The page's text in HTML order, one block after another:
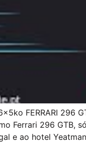
FERRARI 296
Ferrari 296 GTB,
e ao hotel Yeatman